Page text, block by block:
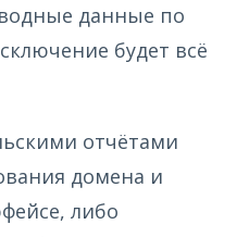
данные по
будет всё
отчётами
домена и
либо